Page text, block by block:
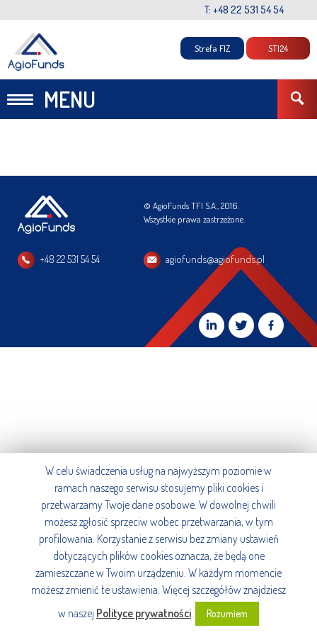
T: +48 22 531 54 54
MENU
Strefa FIZ STI24
© AgioFunds TFI S.A., 2016.
Wszystkie prawa zastrzeżone.
+48 22 531 54 54 agiofunds@agiofunds.pl
W celu świadczenia usług na najwyższym poziomie w
ramach naszego serwisu stosujemy pliki cookies i
przetwarzamy Twoje dane osobowe. W dowolnej chwili
możesz zgłosić sprzeciw wobec przetwarzania, w tym
profilowania. Korzystanie z serwisu bez zmiany ustawień
dotyczących plików cookies oznacza, że będą one
zamieszczane w Twoim urządzeniu. W każdym momencie
możesz zmienić te ustawienia. Więcej szczegółów znajdziesz
w naszej Polityce prywatności. Rozumiem